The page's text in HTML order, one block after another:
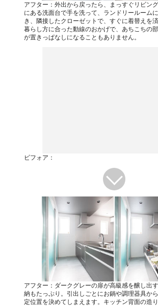
アフター：外出から戻ったら、まっすぐリビン
にある洗面台で手を洗って、ランドリールーム
き、隣接したクローゼットで、すぐに着替えを済
暮らし方に合った動線のおかげで、あちこちの
が置きっぱなしになることもありません。
ビフォア：
アフター：ダークグレーの扉が高級感を醸し出
納もたっぷり。引出しごとにお鍋や調理器具から
定位置を決めてしまえます。キッチン背面の造り